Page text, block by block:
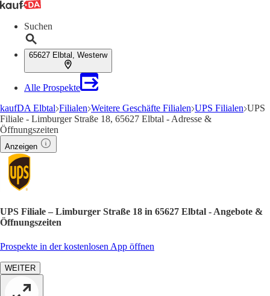
Suchen
65627 Elbtal, Westerw
Alle Prospekte
kaufDA Elbtal Filialen Weitere Geschäfte Filialen UPS Filialen UPS
Filiale - Limburger Straße 18, 65627 Elbtal - Adresse &
Öffnungszeiten
Anzeigen
UPS Filiale – Limburger Straße 18 in 65627 Elbtal - Angebote &
Öffnungszeiten
Prospekte in der kostenlosen App öffnen
WEITER